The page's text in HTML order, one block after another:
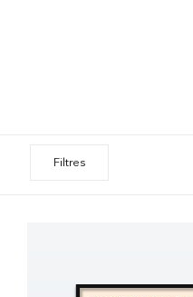
Filtres